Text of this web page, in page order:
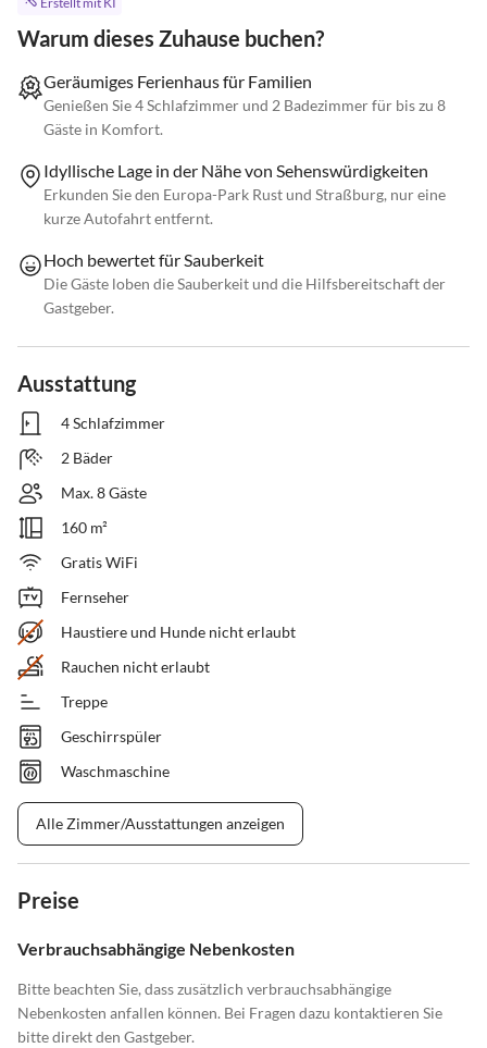
Warum dieses Zuhause buchen?
Geräumiges Ferienhaus für Familien
Genießen Sie 4 Schlafzimmer und 2 Badezimmer für bis zu 8
Gäste in Komfort.
Idyllische Lage in der Nähe von Sehenswürdigkeiten
Erkunden Sie den Europa-Park Rust und Straßburg, nur eine
kurze Autofahrt entfernt.
Hoch bewertet für Sauberkeit
Die Gäste loben die Sauberkeit und die Hilfsbereitschaft der
Gastgeber.
Ausstattung
4 Schlafzimmer
2 Bäder
Max. 8 Gäste
160 m²
Gratis WiFi
Fernseher
Haustiere und Hunde nicht erlaubt
Rauchen nicht erlaubt
Treppe
Geschirrspüler
Waschmaschine
Alle Zimmer/Ausstattungen anzeigen
Preise
Verbrauchsabhängige Nebenkosten
Bitte beachten Sie, dass zusätzlich verbrauchsabhängige
Nebenkosten anfallen können. Bei Fragen dazu kontaktieren Sie
bitte direkt den Gastgeber.